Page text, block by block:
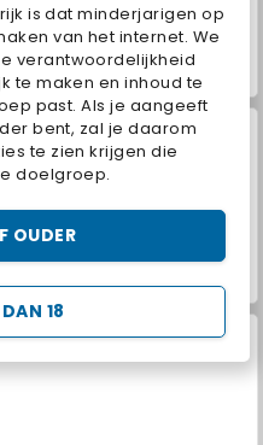
is dat minderjarigen op
van het internet. We
verantwoordelijkheid
te maken en inhoud te
past. Als je aangeeft
bent, zal je daarom
te zien krijgen die
doelgroep.
18
OUDER
Hidden Object: Street of Secrets
World War 2 Shooter